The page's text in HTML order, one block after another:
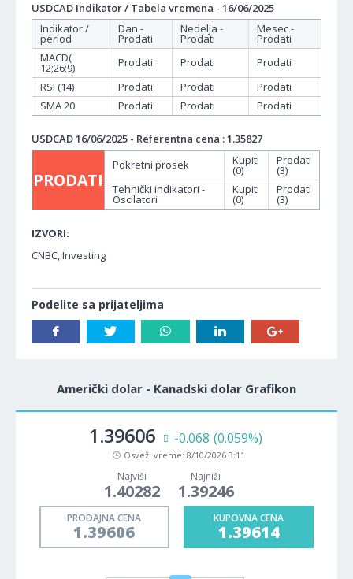
USDCAD Indikator / Tabela vremena - 16/06/2025
Indikator /
period
Dan -
Prodati
Nedelja -
Prodati
Mesec -
Prodati
MACD(
12;26;9) Prodati Prodati
Prodati
RSI (14)
Prodati Prodati
Prodati
SMA 20
Prodati Prodati Prodati
USDCAD 16/06/2025 - Referentna cena : 1.35827
PRODATI
Pokretni prosek Kupiti
(0)
Prodati
(3)
Tehnički indikatori -
Oscilatori
Kupiti
(0)
Prodati
(3)
IZVORI:
CNBC, Investing
Podelite sa prijateljima
Američki dolar - Kanadski dolar Grafikon
1.39606 -0.068 (0.059%)
Osveži vreme: 8/10/2026 3:11
Najviši
1.40282
Najniži
1.39246
PRODAJNA CENA
1.39606
KUPOVNA CENA
1.39614